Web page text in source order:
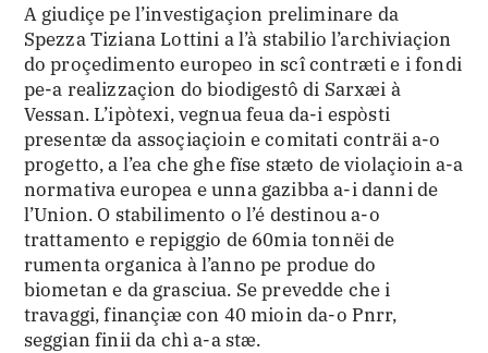
A giudiçe pe l’investigaçion preliminare da
Spezza Tiziana Lottini a l’à stabilio l’archiviaçion
do proçedimento europeo in scî contræti e i fondi
pe-a realizzaçion do biodigestô di Sarxæi à
Vessan. L’ipòtexi, vegnua feua da-i espòsti
presentæ da assoçiaçioin e comitati conträi a-o
progetto, a l’ea che ghe fïse stæto de violaçioin a-a
normativa europea e unna gazibba a-i danni de
l’Union. O stabilimento o l’é destinou a-o
trattamento e repiggio de 60mia tonnëi de
rumenta organica à l’anno pe produe do
biometan e da grasciua. Se prevedde che i
travaggi, finançiæ con 40 mioin da-o Pnrr,
seggian finii da chì a-a stæ.